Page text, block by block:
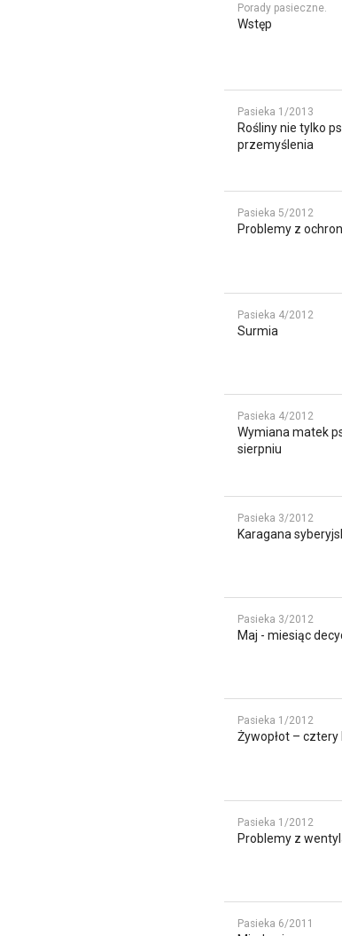
Porady pasieczne.
Wstęp
Pasieka 1/2013
Rośliny nie tylko
przemyślenia
Pasieka 5/2012
Problemy z
Pasieka 4/2012
Surmia
Pasieka 4/2012
Wymiana matek
sierpniu
Pasieka 3/2012
Karagana
Pasieka 3/2012
Maj - miesiąc
Pasieka 1/2012
Żywopłot – cztery
Pasieka 1/2012
Problemy z
Pasieka 6/2011